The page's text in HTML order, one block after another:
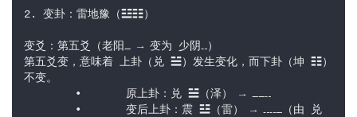
2. 变卦：雷地豫（☳☷）
变爻：第五爻（老阳⚊ → 变为 少阴⚋）
第五爻变，意味着 上卦（兑 ☱）发生变化，而下卦（坤 ☷）
不变。
	•	原上卦：兑 ☱（泽） → ⚊⚊⚋